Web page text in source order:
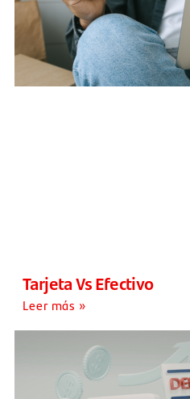
Tarjeta Vs Efectivo
Leer más »